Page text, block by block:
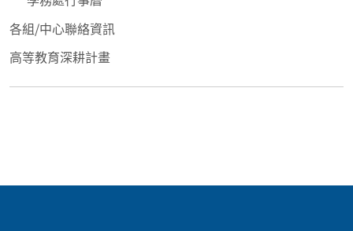
各組/中心聯絡資訊
高等教育深耕計畫